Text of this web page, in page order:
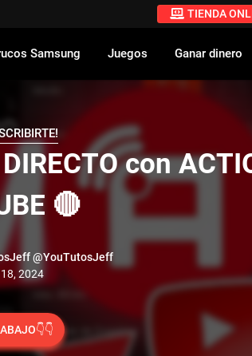
TIENDA
Samsung Juegos Ganar dinero
con
🔴
@YouTutosJeff